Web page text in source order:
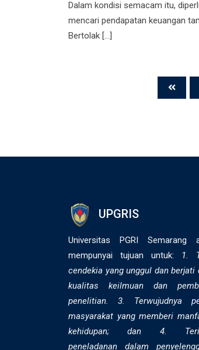
Dalam kondisi semacam itu,
mencari pendapatan keuangan
Bertolak […]
UPGRIS
Universitas PGRI Semarang
mempunyai tujuan untuk:
1.
cendekia yang unggul dan berjati
kualitas keilmuan dan
penelitian. 3. Terwujudnya
masyarakat yang memberi
kehidupan; dan 4.
peneladanan dalam